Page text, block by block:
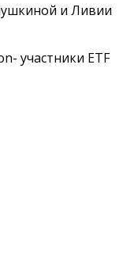
и Ливии
участники ETF